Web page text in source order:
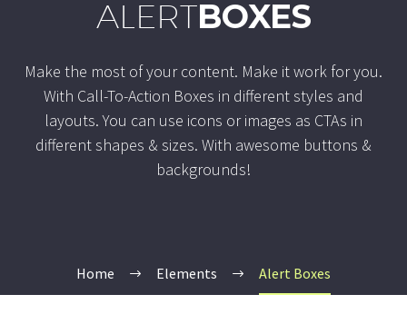
ALERTBOXES
Make the most of your content. Make it work for you.
With Call-To-Action Boxes in different styles and
layouts. You can use icons or images as CTAs in
different shapes & sizes. With awesome buttons &
backgrounds!
Home Elements Alert Boxes